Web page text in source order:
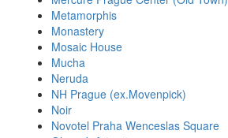
Metamorphis
Monastery
Mosaic House
Mucha
Neruda
NH Prague (ex.Movenpick)
Noir
Novotel Praha Wenceslas Square